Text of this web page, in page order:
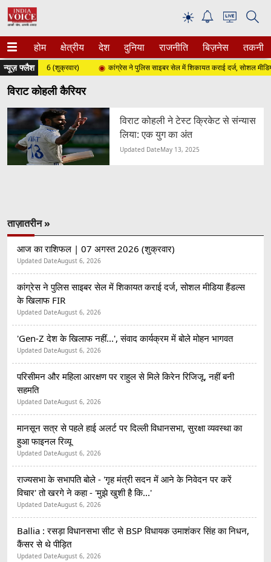
☀
होम क्षेत्रीय देश दुनिया राजनीति बिज़नेस तकनीक
न्यूज़ फ्लैश
अगस्त 2026 (शुक्रवार) कांग्रेस ने पुलिस साइबर सेल में शिकायत कराई दर्ज, सोशल
विराट कोहली कैरियर
विराट कोहली ने टेस्ट क्रिकेट से संन्यास
लिया: एक युग का अंत
Updated DateMay 13, 2025
ताज़ातरीन »
आज का राशिफल | 07 अगस्त 2026 (शुक्रवार)
Updated DateAugust 6, 2026
कांग्रेस ने पुलिस साइबर सेल में शिकायत कराई दर्ज, सोशल मीडिया हैंडल्स
के खिलाफ FIR
Updated DateAugust 6, 2026
'Gen-Z देश के खिलाफ नहीं...', संवाद कार्यक्रम में बोले मोहन भागवत
Updated DateAugust 6, 2026
परिसीमन और महिला आरक्षण पर राहुल से मिले किरेन रिजिजू, नहीं बनी
सहमति
Updated DateAugust 6, 2026
मानसून सत्र से पहले हाई अलर्ट पर दिल्ली विधानसभा, सुरक्षा व्यवस्था का
हुआ फाइनल रिव्यू
Updated DateAugust 6, 2026
राज्यसभा के सभापति बोले - 'गृह मंत्री सदन में आने के निवेदन पर करें
विचार' तो खरगे ने कहा - 'मुझे खुशी है कि...'
Updated DateAugust 6, 2026
Ballia : रसड़ा विधानसभा सीट से BSP विधायक उमाशंकर सिंह का निधन,
कैंसर से थे पीड़ित
Updated DateAugust 6, 2026